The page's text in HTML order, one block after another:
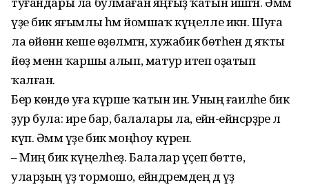
үҙе бик яғымлы һәм йомшаҡ күңелле икән. Шуға
ла өйөнән кеше өҙөлмәгән, хужабикә бөтәһен дә яҡты
йөҙ менән ҡаршы алып, матур итеп оҙатып
ҡалған.
Бер көндө уға күрше ҡатын инә. Уның ғаиләһе бик
ҙур була: ире бар, балалары ла, ейән-ейәнсәрҙәре лә
күп. Әммә үҙе бик моңһоу күренә.
– Миңә бик күңелһеҙ. Балалар үҫеп бөттө,
уларҙың үҙ тормошо, ейәндәремдең дә үҙ